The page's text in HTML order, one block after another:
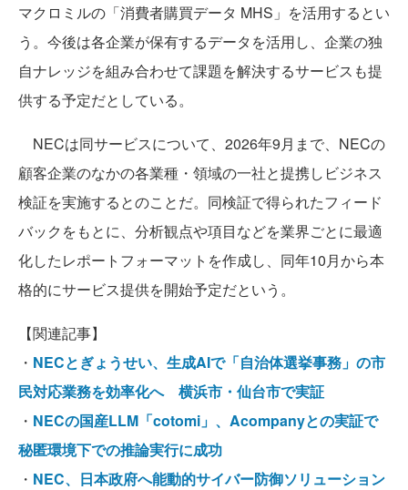
マクロミルの「消費者購買データ MHS」を活用するとい
う。今後は各企業が保有するデータを活用し、企業の独
自ナレッジを組み合わせて課題を解決するサービスも提
供する予定だとしている。
NECは同サービスについて、2026年9月まで、NECの
顧客企業のなかの各業種・領域の一社と提携しビジネス
検証を実施するとのことだ。同検証で得られたフィード
バックをもとに、分析観点や項目などを業界ごとに最適
化したレポートフォーマットを作成し、同年10月から本
格的にサービス提供を開始予定だという。
【関連記事】
・ NECとぎょうせい、生成AIで「自治体選挙事務」の市
民対応業務を効率化へ 横浜市・仙台市で実証
・ NECの国産LLM「cotomi」、Acompanyとの実証で
秘匿環境下での推論実行に成功
・ NEC、日本政府へ能動的サイバー防御ソリューション